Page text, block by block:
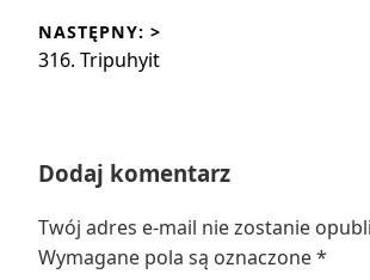
NASTĘPNY: >
Następny
316. Tripuhyit
Dodaj komentarz
Twój adres e-mail nie zostanie
Wymagane pola są oznaczone*